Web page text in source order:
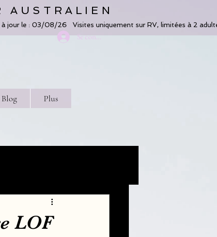
AUSTRALIEN
Blog Plus
Se connecter
LOF